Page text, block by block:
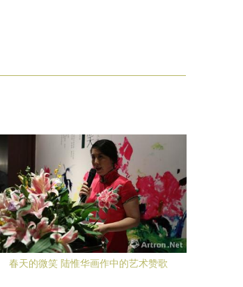
春天的微笑 陆惟华画作中的艺术赞歌